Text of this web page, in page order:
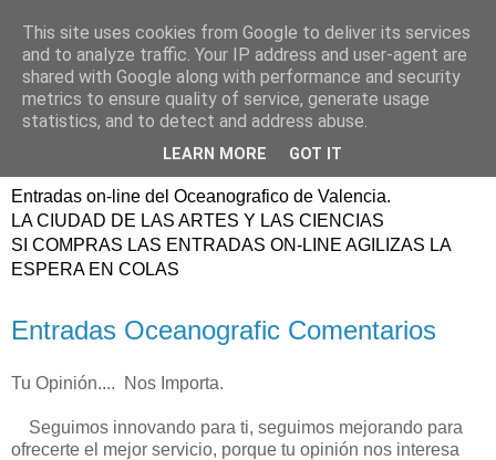
ENTRADAS
OCEANOGRAFIC
VALENCIA
Entradas on-line del Oceanografico de Valencia.
LA CIUDAD DE LAS ARTES Y LAS CIENCIAS
SI COMPRAS LAS ENTRADAS ON-LINE AGILIZAS LA
ESPERA EN COLAS
Entradas Oceanografic Comentarios
Tu Opinión.... Nos Importa.
Seguimos innovando para ti, seguimos mejorando para
ofrecerte el mejor servicio, porque tu opinión nos interesa
This site uses cookies from Google to deliver its services
and to analyze traffic. Your IP address and user-agent are
shared with Google along with performance and security
metrics to ensure quality of service, generate usage
statistics, and to detect and address abuse.
LEARN MORE GOT IT